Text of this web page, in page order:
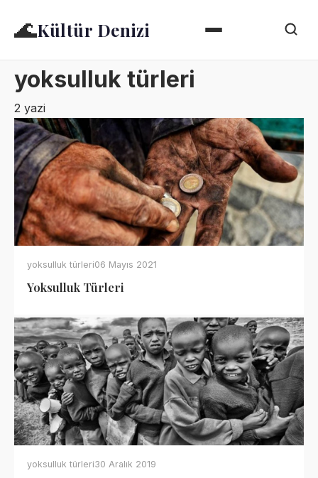
🌊Kültür Denizi
yoksulluk türleri
2 yazi
yoksulluk türleri06 Mayıs 2021
Yoksulluk Türleri
yoksulluk türleri30 Aralık 2019